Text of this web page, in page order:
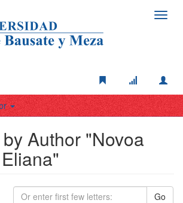
Author "Novoa
Go